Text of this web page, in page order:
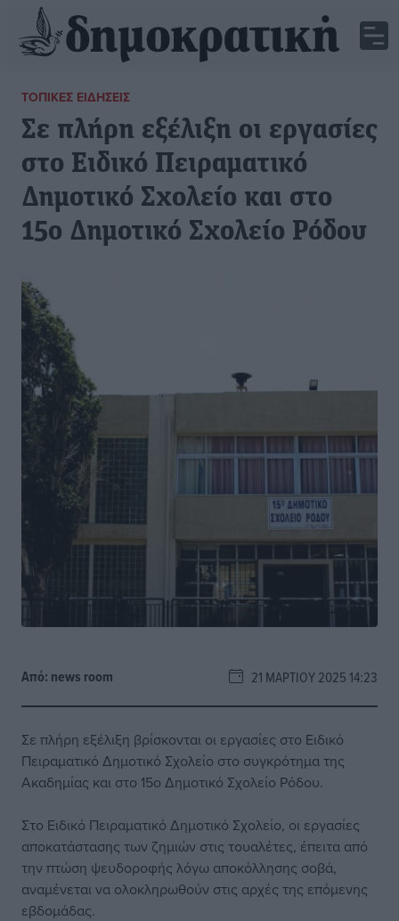
ΤΟΠΙΚΈΣ ΕΙΔΉΣΕΙΣ
Σε πλήρη εξέλιξη οι εργασίες
στο Ειδικό Πειραματικό
Δημοτικό Σχολείο και στο
15ο Δημοτικό Σχολείο Ρόδου
Από: news room 21 ΜΑΡΤΊΟΥ 2025 14:23
Σε πλήρη εξέλιξη βρίσκονται οι εργασίες στο Ειδικό
Πειραματικό Δημοτικό Σχολείο στο συγκρότημα της
Ακαδημίας και στο 15ο Δημοτικό Σχολείο Ρόδου.
Στο Ειδικό Πειραματικό Δημοτικό Σχολείο, οι εργασίες
αποκατάστασης των ζημιών στις τουαλέτες, έπειτα από
την πτώση ψευδοροφής λόγω αποκόλλησης σοβά,
αναμένεται να ολοκληρωθούν στις αρχές της επόμενης
εβδομάδας.